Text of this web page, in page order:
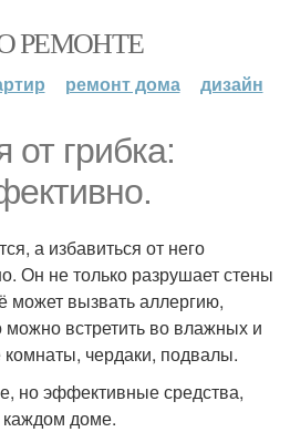
РЕМОНТЕ
ремонт дома дизайн
от грибка:
а избавиться от него
Он не только разрушает стены
вызвать аллергию,
можно встретить во влажных и
чердаки, подвалы.
но эффективные средства,
доме.